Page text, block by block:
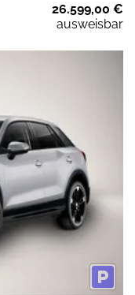
26.599,00 €
ausweisbar